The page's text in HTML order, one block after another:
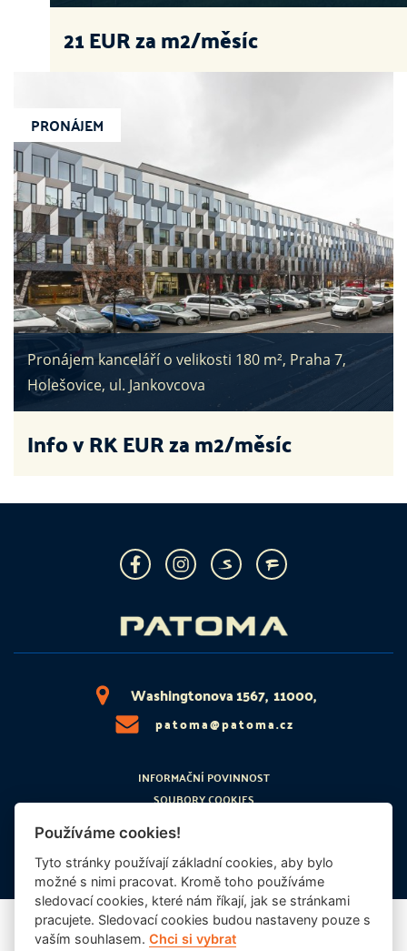
21EUR za m2/měsíc
Pronájem kanceláří o velikosti 180 m², Praha 7,
Holešovice, ul. Jankovcova
PRONÁJEM
Info v RKEUR za m2/měsíc
Washingtonova 1567, 11000,
patoma@patoma.cz
INFORMAČNÍ POVINNOST
SOUBORY COOKIES
ETICKÝ KODEX
© 2026 | PATOMA
Používáme cookies!
Tyto stránky používají základní cookies, aby bylo
možné s nimi pracovat. Kromě toho používáme
sledovací cookies, které nám říkají, jak se stránkami
pracujete. Sledovací cookies budou nastaveny pouze s
vaším souhlasem.Chci si vybrat